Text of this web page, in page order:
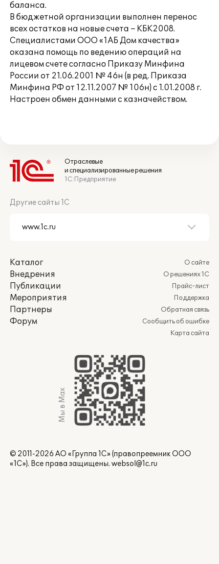
баланса.
В бюджетной организации выполнен перенос
всех остатков на новые счета – КБК2008.
Специалистами ООО «1АБ Дом качества»
оказана помощь по ведению операций на
лицевом счете согласно Приказу Минфина
России от 21.06.2001 № 46н (в ред. Приказа
Минфина РФ от 12.11.2007 № 106н) с 1.01.2008 г.
Настроен обмен данными с казначейством.
Отраслевые
и специализированные решения
1С:Предприятие
Другие сайты 1С
Каталог
Внедрения
Публикации
Мероприятия
Партнеры
Форум
О сайте
О решениях 1С
Прайс-лист
Поддержка
Обратная связь
Сообщить об ошибке
Карта сайта
Мы в Max
© 2011-2026 АО «Группа 1С» (правопреемник ООО
«1С»). Все права защищены. websol@1c.ru